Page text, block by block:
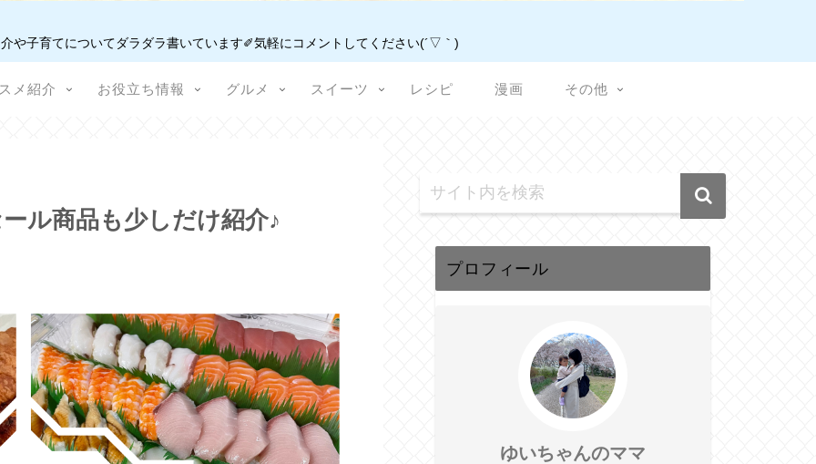
や子育てについてダラダラ書いています✐気軽にコメントしてください(´▽｀)
メ紹介 お役立ち情報 グルメ スイーツ レシピ 漫画 その他
ル商品も少しだけ紹介♪
プロフィール
ゆいちゃんのママ